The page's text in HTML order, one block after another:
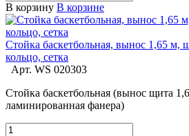
В корзину В корзине
Стойка баскетбольная, вынос 1,65 м,
кольцо, сетка
Арт. WS 020303
Стойка баскетбольная (вынос щита
ламинированная фанера)